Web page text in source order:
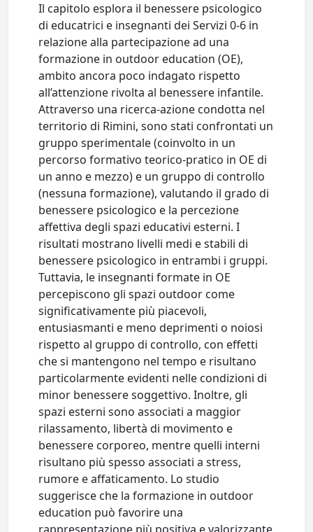
Il capitolo esplora il benessere psicologico
di educatrici e insegnanti dei Servizi 0-6 in
relazione alla partecipazione ad una
formazione in outdoor education (OE),
ambito ancora poco indagato rispetto
all’attenzione rivolta al benessere infantile.
Attraverso una ricerca-azione condotta nel
territorio di Rimini, sono stati confrontati un
gruppo sperimentale (coinvolto in un
percorso formativo teorico-pratico in OE di
un anno e mezzo) e un gruppo di controllo
(nessuna formazione), valutando il grado di
benessere psicologico e la percezione
affettiva degli spazi educativi esterni. I
risultati mostrano livelli medi e stabili di
benessere psicologico in entrambi i gruppi.
Tuttavia, le insegnanti formate in OE
percepiscono gli spazi outdoor come
significativamente più piacevoli,
entusiasmanti e meno deprimenti o noiosi
rispetto al gruppo di controllo, con effetti
che si mantengono nel tempo e risultano
particolarmente evidenti nelle condizioni di
minor benessere soggettivo. Inoltre, gli
spazi esterni sono associati a maggior
rilassamento, libertà di movimento e
benessere corporeo, mentre quelli interni
risultano più spesso associati a stress,
rumore e affaticamento. Lo studio
suggerisce che la formazione in outdoor
education può favorire una